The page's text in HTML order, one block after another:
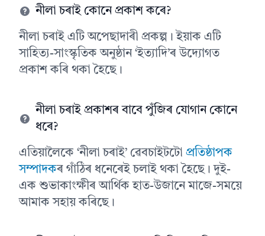
নীলা চৰাই কোনে প্ৰকাশ কৰে?
নীলা চৰাই এটি অপেছাদাৰী প্ৰকল্প। ইয়াক এটি
সাহিত্য-সাংস্কৃতিক অনুষ্ঠান ‘ইত্যাদি’ৰ উদ্যোগত
প্ৰকাশ কৰি থকা হৈছে।
নীলা চৰাই প্ৰকাশৰ বাবে পুঁজিৰ যোগান কোনে
ধৰে?
এতিয়ালৈকে ‘নীলা চৰাই’ ৱেবচাইটটো প্ৰতিষ্ঠাপক
সম্পাদকৰ গাঁঠিৰ ধনেৰেই চলাই থকা হৈছে। দুই-
এক শুভাকাংক্ষীৰ আৰ্থিক হাত-উজানে মাজে-সময়ে
আমাক সহায় কৰিছে।